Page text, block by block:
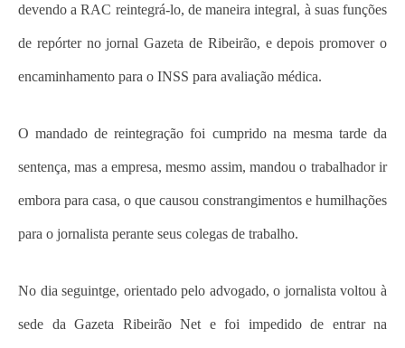
devendo a RAC reintegrá-lo, de maneira integral, à suas funções
de repórter no jornal Gazeta de Ribeirão, e depois promover o
encaminhamento para o INSS para avaliação médica.
O mandado de reintegração foi cumprido na mesma tarde da
sentença, mas a empresa, mesmo assim, mandou o trabalhador ir
embora para casa, o que causou constrangimentos e humilhações
para o jornalista perante seus colegas de trabalho.
No dia seguintge, orientado pelo advogado, o jornalista voltou à
sede da Gazeta Ribeirão Net e foi impedido de entrar na